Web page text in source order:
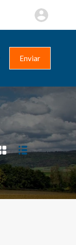
Enviar
Enviar